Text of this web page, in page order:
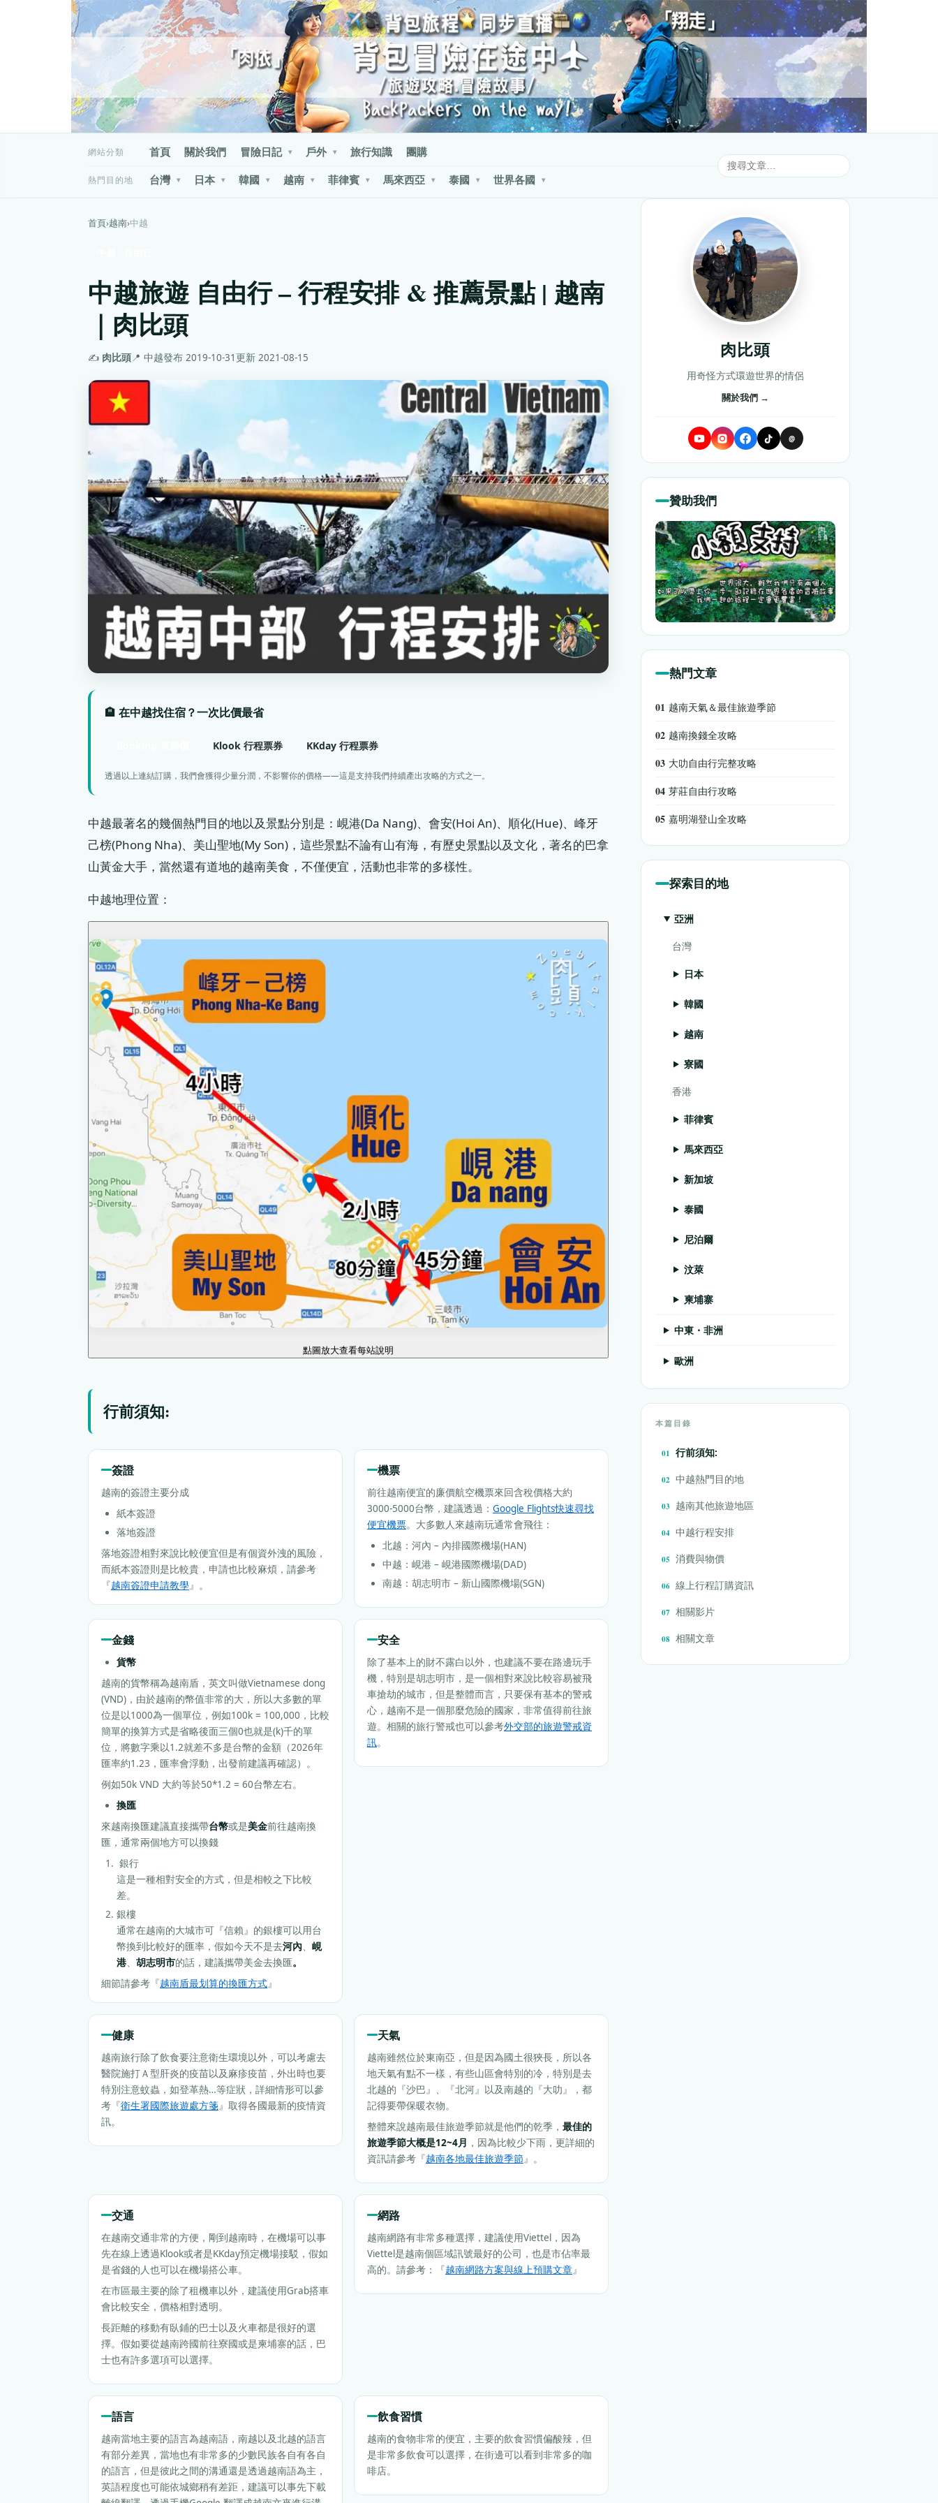
網站分類 首頁 關於我們 冒險日記 ▾ 戶外 ▾ 旅行知識 團購
熱門目的地 台灣 ▾ 日本 ▾ 韓國 ▾ 越南 ▾ 菲律賓 ▾ 馬來西亞 ▾ 泰國 ▾ 世界各國 ▾
首頁›越南›中越
中越旅遊 自由行 – 行程安排 & 推薦景點 | 越南
｜肉比頭
✍️ 肉比頭📍 中越發布 2019-10-31更新 2021-08-15
🏨 在中越找住宿？一次比價最省
Klook 行程票券 KKday 行程票券
透過以上連結訂購，我們會獲得少量分潤，不影響你的價格——這是支持我們持續產出攻略的方式之一。
中越最著名的幾個熱門目的地以及景點分別是：峴港(Da Nang)、會安(Hoi An)、順化(Hue)、峰牙
己榜(Phong Nha)、美山聖地(My Son)，這些景點不論有山有海，有歷史景點以及文化，著名的巴拿
山黃金大手，當然還有道地的越南美食，不僅便宜，活動也非常的多樣性。
中越地理位置：
點圖放大查看每站說明
行前須知:
簽證
越南的簽證主要分成
紙本簽證
落地簽證
落地簽證相對來說比較便宜但是有個資外洩的風險，
而紙本簽證則是比較貴，申請也比較麻煩，請參考
『越南簽證申請教學』。
機票
前往越南便宜的廉價航空機票來回含稅價格大約
3000-5000台幣，建議透過： Google Flights快速尋找
便宜機票。大多數人來越南玩通常會飛往：
北越：河內 – 內排國際機場(HAN)
中越：峴港 – 峴港國際機場(DAD)
南越：胡志明市 – 新山國際機場(SGN)
金錢
貨幣
越南的貨幣稱為越南盾，英文叫做Vietnamese dong
(VND)，由於越南的幣值非常的大，所以大多數的單
位是以1000為一個單位，例如100k = 100,000，比較
簡單的換算方式是省略後面三個0也就是(k)千的單
位，將數字乘以1.2就差不多是台幣的金額（2026年
匯率約1.23，匯率會浮動，出發前建議再確認）。
例如50k VND 大約等於50*1.2 = 60台幣左右。
換匯
來越南換匯建議直接攜帶台幣或是美金前往越南換
匯，通常兩個地方可以換錢
銀行
這是一種相對安全的方式，但是相較之下比較
差。
銀樓
通常在越南的大城市可『信賴』的銀樓可以用台
幣換到比較好的匯率，假如今天不是去河內
峴
港
胡志明市的話，建議攜帶美金去換匯。
細節請參考『越南盾最划算的換匯方式』
安全
除了基本上的財不露白以外，也建議不要在路邊玩手
機，特別是胡志明市，是一個相對來說比較容易被飛
車搶劫的城市，但是整體而言，只要保有基本的警戒
心，越南不是一個那麼危險的國家，非常值得前往旅
遊。相關的旅行警戒也可以參考外交部的旅遊警戒資
訊。
健康
越南旅行除了飲食要注意衛生環境以外，可以考慮去
醫院施打Ａ型肝炎的疫苗以及麻疹疫苗，外出時也要
特別注意蚊蟲，如登革熱…等症狀，詳細情形可以參
考『衛生署國際旅遊處方箋』取得各國最新的疫情資
訊。
天氣
越南雖然位於東南亞，但是因為國土很狹長，所以各
地天氣有點不一樣，有些山區會特別的冷，特別是去
北越的『沙巴』、『北河』以及南越的『大叻』，都
記得要帶保暖衣物。
整體來說越南最佳旅遊季節就是他們的乾季， 最佳的
旅遊季節大概是12~4月 ，因為比較少下雨，更詳細的
資訊請參考『越南各地最佳旅遊季節』。
交通
在越南交通非常的方便，剛到越南時，在機場可以事
先在線上透過Klook或者是KKday預定機場接駁，假如
是省錢的人也可以在機場搭公車。
在市區最主要的除了租機車以外，建議使用Grab搭車
會比較安全，價格相對透明。
長距離的移動有臥鋪的巴士以及火車都是很好的選
擇。假如要從越南跨國前往寮國或是柬埔寨的話，巴
士也有許多選項可以選擇。
網路
越南網路有非常多種選擇，建議使用Viettel，因為
Viettel是越南個區域訊號最好的公司，也是市佔率最
高的。請參考：『越南網路方案與線上預購文章』
語言
越南當地主要的語言為越南語，南越以及北越的語言
有部分差異，當地也有非常多的少數民族各自有各自
的語言，但是彼此之間的溝通還是透過越南語為主，
英語程度也可能依城鄉稍有差距，建議可以事先下載
飲食習慣
越南的食物非常的便宜，主要的飲食習慣偏酸辣，但
是非常多飲食可以選擇，在街邊可以看到非常多的咖
啡店。
肉比頭
用奇怪方式環遊世界的情侶
關於我們 →
@
贊助我們
熱門文章
01 越南天氣＆最佳旅遊季節
02 越南換錢全攻略
03 大叻自由行完整攻略
04 芽莊自由行攻略
05 嘉明湖登山全攻略
探索目的地
亞洲
台灣
日本
韓國
越南
寮國
香港
菲律賓
馬來西亞
新加坡
泰國
尼泊爾
汶萊
柬埔寨
中東・非洲
歐洲
本篇目錄
行前須知:
中越熱門目的地
越南其他旅遊地區
中越行程安排
消費與物價
線上行程訂購資訊
相關影片
相關文章